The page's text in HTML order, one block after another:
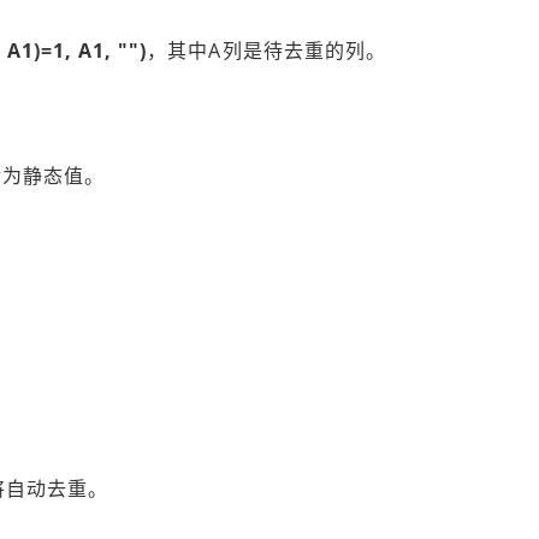
A1)=1, A1, "")，其中A列是待去重的列。
静态值。
动去重。